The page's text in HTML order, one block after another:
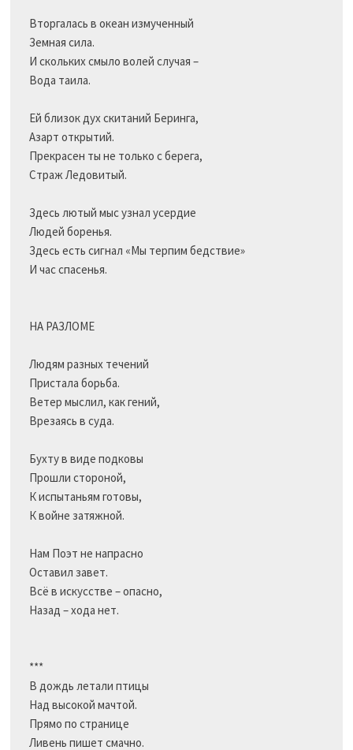
Вторгалась в океан измученный
Земная сила.
И скольких смыло волей случая –
Вода таила.
Ей близок дух скитаний Беринга,
Азарт открытий.
Прекрасен ты не только с берега,
Страж Ледовитый.
Здесь лютый мыс узнал усердие
Людей боренья.
Здесь есть сигнал «Мы терпим бедствие»
И час спасенья.
НА РАЗЛОМЕ
Людям разных течений
Пристала борьба.
Ветер мыслил, как гений,
Врезаясь в суда.
Бухту в виде подковы
Прошли стороной,
К испытаньям готовы,
К войне затяжной.
Нам Поэт не напрасно
Оставил завет.
Всё в искусстве – опасно,
Назад – хода нет.
***
В дождь летали птицы
Над высокой мачтой.
Прямо по странице
Ливень пишет смачно.